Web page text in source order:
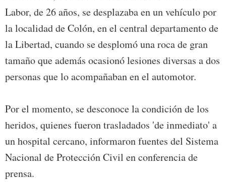
Labor, de 26 años, se desplazaba en un vehículo por
la localidad de Colón, en el central departamento de
la Libertad, cuando se desplomó una roca de gran
tamaño que además ocasionó lesiones diversas a dos
personas que lo acompañaban en el automotor.
Por el momento, se desconoce la condición de los
heridos, quienes fueron trasladados 'de inmediato' a
un hospital cercano, informaron fuentes del Sistema
Nacional de Protección Civil en conferencia de
prensa.